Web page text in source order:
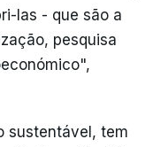
las - que são a
pesquisa
sustentável, tem